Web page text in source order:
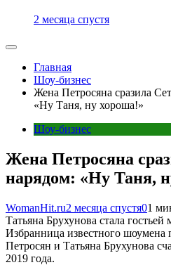
2 месяца спустя
Главная
Шоу-бизнес
Жена Петросяна сразила
«Ну Таня, ну хороша!»
Шоу-бизнес
Жена Петросяна
нарядом: «Ну Таня,
WomanHit.ru2 месяца спустя01
Татьяна Брухунова стала
Избранница известного шоумена
Петросян и Татьяна Брухунова
2019 года.